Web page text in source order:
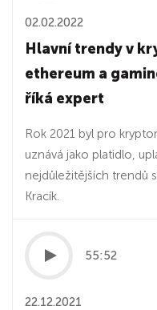
02.02.2022
Hlavní trendy v
ethereum a
říká expert
Rok 2021 byl pro
uznává jako platidlo,
nejdůležitějších trendů
Kracík.
55:52
22.12.2021